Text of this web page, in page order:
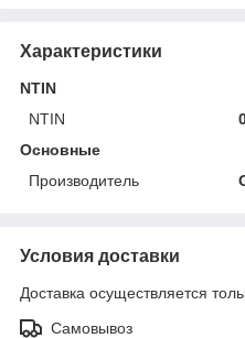
Характеристики
NTIN
NTIN
Основные
Производитель
Условия доставки
Доставка осуществляется
Самовывоз